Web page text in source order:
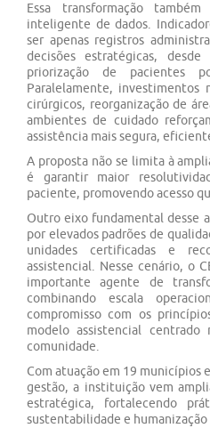
Essa transformação
inteligente de dados.
ser apenas registros
decisões estratégicas,
priorização de pacientes
Paralelamente, investimentos
cirúrgicos, reorganização de
ambientes de cuidado
assistência mais segura,
A proposta não se limita à
é garantir maior
paciente, promovendo acesso
Outro eixo fundamental desse
por elevados padrões de
unidades certificadas e
assistencial. Nesse cenário, o
importante agente de
combinando escala
compromisso com os
modelo assistencial
comunidade.
Com atuação em 19 municípios
gestão, a instituição vem
estratégica, fortalecendo
sustentabilidade e humanização